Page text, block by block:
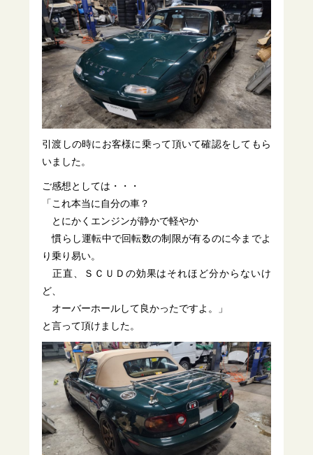
引渡しの時にお客様に乗って頂いて確認をしてもら
いました。
ご感想としては・・・
「これ本当に自分の車？
とにかくエンジンが静かで軽やか
慣らし運転中で回転数の制限が有るのに今までよ
り乗り易い。
正直、ＳＣＵＤの効果はそれほど分からないけ
ど、
オーバーホールして良かったですよ。」
と言って頂けました。